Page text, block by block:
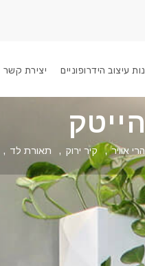
עיצוב הידרופוניים יצירת קשר
אוויר , קיר ירוק , תאורת לד ,